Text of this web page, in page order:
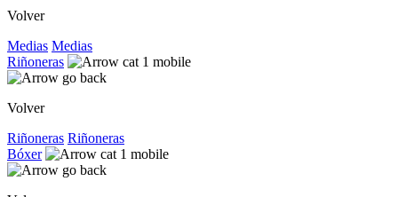
Volver
Medias Medias
Riñoneras
Volver
Riñoneras Riñoneras
Bóxer